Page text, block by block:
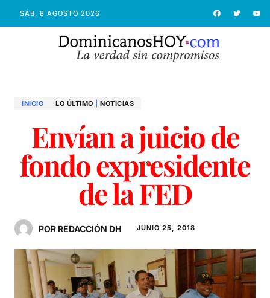
SÁB, 8 AGOSTO 2026
INICIO LO ÚLTIMO NOTICIAS
Envían a juicio de
fondo expresidente
de la FED
POR REDACCIÓN DH JUNIO 25, 2018